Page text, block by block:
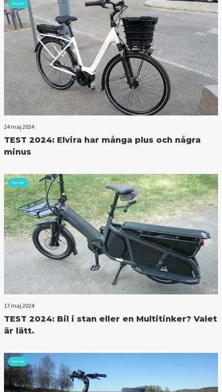
tester
24 maj 2024
TEST 2024: Elvira har många plus och några
minus
tester
17 maj 2024
TEST 2024: Bil i stan eller en Multitinker? Valet
är lätt.
tester